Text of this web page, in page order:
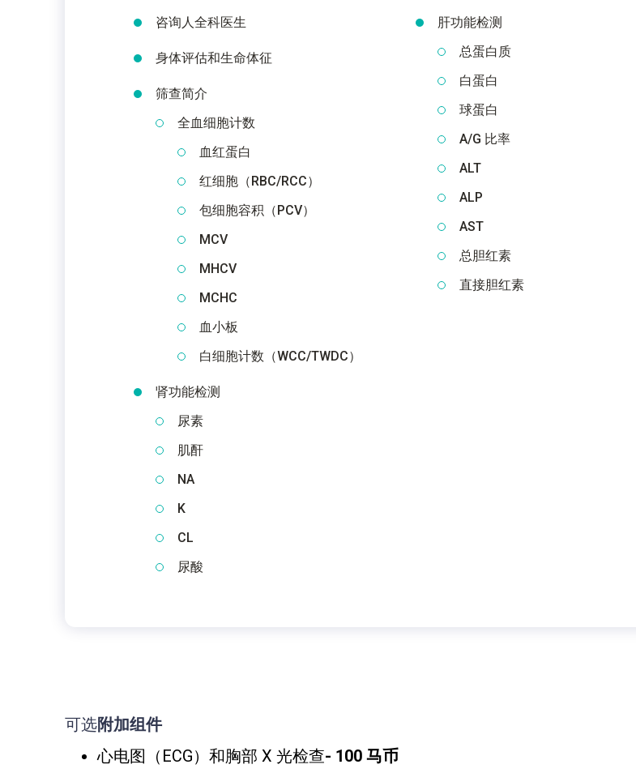
咨询人全科医生
身体评估和生命体征
筛查简介
全血细胞计数
血红蛋白
红细胞（RBC/RCC）
包细胞容积（PCV）
MCV
MHCV
MCHC
血小板
白细胞计数（WCC/TWDC）
肾功能检测
尿素
肌酐
NA
K
CL
尿酸
肝功能检测
总蛋白质
白蛋白
球蛋白
A/G 比率
ALT
ALP
AST
总胆红素
直接胆红素
可选附加组件
心电图（ECG）和胸部 X 光检查- 100 马币